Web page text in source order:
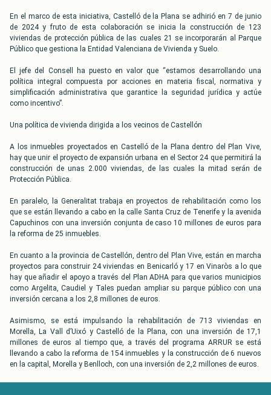
En el marco de esta iniciativa, Castelló de la Plana se adhirió en 7 de junio
de 2024 y fruto de esta colaboración se inicia la construcción de 123
viviendas de protección pública de las cuales 21 se incorporarán al Parque
Público que gestiona la Entidad Valenciana de Vivienda y Suelo.
El jefe del Consell ha puesto en valor que “estamos desarrollando una
política integral compuesta por acciones en materia fiscal, normativa y
simplificación administrativa que garantice la seguridad jurídica y actúe
como incentivo”.
Una política de vivienda dirigida a los vecinos de Castellón
A los inmuebles proyectados en Castelló de la Plana dentro del Plan Vive,
hay que unir el proyecto de expansión urbana en el Sector 24 que permitirá la
construcción de unas 2.000 viviendas, de las cuales la mitad serán de
Protección Pública.
En paralelo, la Generalitat trabaja en proyectos de rehabilitación como los
que se están llevando a cabo en la calle Santa Cruz de Tenerife y la avenida
Capuchinos con una inversión conjunta de caso 10 millones de euros para
la reforma de 25 inmuebles.
En cuanto a la provincia de Castellón, dentro del Plan Vive, están en marcha
proyectos para construir 24 viviendas en Benicarló y 17 en Vinaròs a lo que
hay que añadir el apoyo a través del Plan ADHA para que varios municipios
como Argelita, Caudiel y Tales puedan ampliar su parque público con una
inversión cercana a los 2,8 millones de euros.
Asimismo, se está impulsando la rehabilitación de 713 viviendas en
Morella, La Vall d’Uixó y Castelló de la Plana, con una inversión de 17,1
millones de euros al tiempo que, a través del programa ARRUR se está
llevando a cabo la reforma de 154 inmuebles y la construcción de 6 nuevos
en la capital, Morella y Benlloch, con una inversión de 2,2 millones de euros.